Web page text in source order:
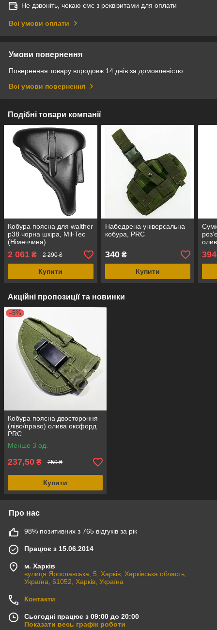
Не дзвоніть, чекаю смс з реквізитами для оплати
Всі умови оплати
Умови повернення
Повернення товару впродовж 14 днів за домовленістю
Всі умови повернення
Подібні товари компанії
Кобура поясна для walther
p38 чорна шкіра, Mil-Tec
(Німеччина)
2 061 ₴ 2 290 ₴
Купити
Набедрена універсальна
кобура, PRC
340₴
Купити
Акційні пропозиції та новинки
–5%
Кобура поясна двостороння
(ліво/право) олива оксфорд
PRC
Менше 3 од.
237,50 ₴ 250 ₴
Купити
Про нас
98% позитивних з 765 відгуків за рік
Працює з 15.06.2014
м. Харків
вулиця Ярославська, 5, Харків, Харківська область,
Україна, 61052, Харків, Україна
Контакти
Сьогодні працює з 09:00 до 20:00
Показати весь графік роботи